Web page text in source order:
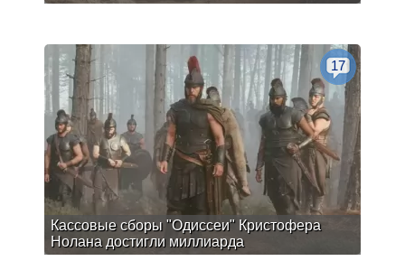
Кассовые сборы "Одиссеи" Кристофера
Нолана достигли миллиарда
17